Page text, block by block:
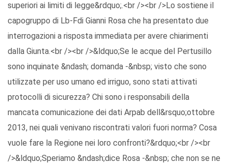
superiori ai limiti di legge&rdquo;.<br /><br />Lo sostiene il
capogruppo di Lb-Fdi Gianni Rosa che ha presentato due
interrogazioni a risposta immediata per avere chiarimenti
dalla Giunta.<br /><br />&ldquo;Se le acque del Pertusillo
sono inquinate &ndash; domanda -&nbsp; visto che sono
utilizzate per uso umano ed irriguo, sono stati attivati
protocolli di sicurezza? Chi sono i responsabili della
mancata comunicazione dei dati Arpab dell&rsquo;ottobre
2013, nei quali venivano riscontrati valori fuori norma? Cosa
vuole fare la Regione nei loro confronti?&rdquo;<br /><br
/>&ldquo;Speriamo &ndash;dice Rosa -&nbsp; che non se ne